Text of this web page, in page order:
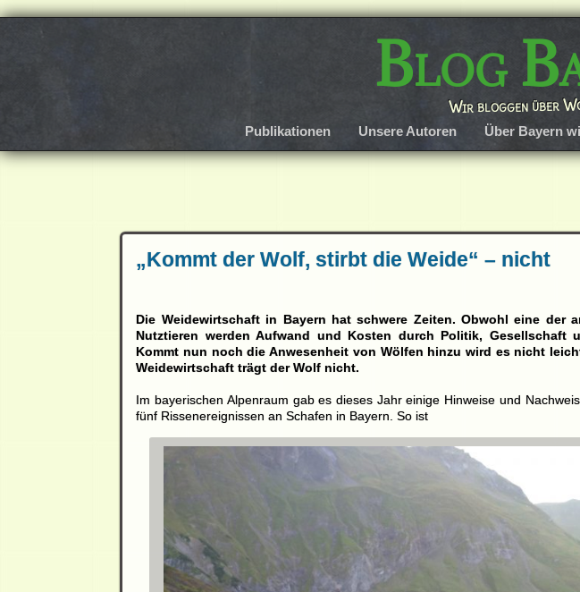
Blog
Wir bloggen über
Publikationen Unsere Autoren Über Bayern
„Kommt der Wolf, stirbt die Weide“ – nicht
Die Weidewirtschaft in Bayern hat schwere Zeiten. Obwohl eine der
Nutztieren werden Aufwand und Kosten durch Politik, Gesellschaft
Kommt nun noch die Anwesenheit von Wölfen hinzu wird es nicht
Weidewirtschaft trägt der Wolf nicht.
Im bayerischen Alpenraum gab es dieses Jahr einige Hinweise und
fünf Rissenereignissen an Schafen in Bayern. So ist